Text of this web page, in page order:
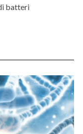
batteri